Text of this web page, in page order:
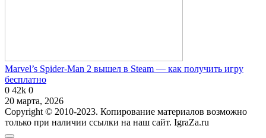
Marvel’s Spider-Man 2 вышел в Steam — как получить игру
бесплатно
0 42k 0
20 марта, 2026
Copyright © 2010-2023. Копирование материалов возможно
только при наличии ссылки на наш сайт. IgraZa.ru